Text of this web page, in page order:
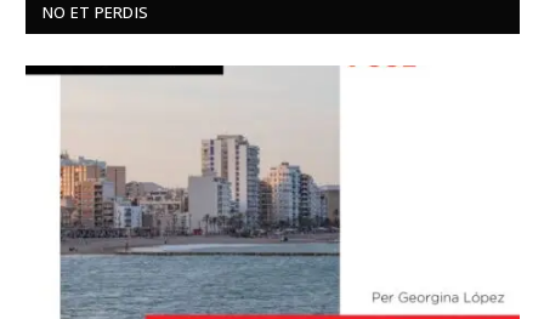
NO ET PERDIS